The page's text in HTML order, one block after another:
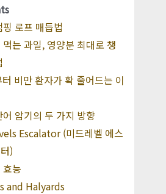
로프 매듭법
먹는 과일, 영양분 최대로 챙
비만 환자가 확 줄어드는 이
어 암기의 두 가지 방향
Escalator (미드레벨 에스
)
능
and Halyards